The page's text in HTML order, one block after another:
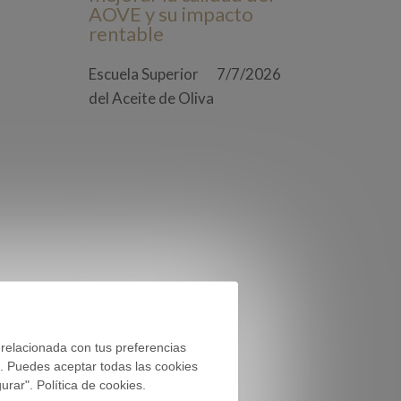
AOVE y su impacto
rentable
Escuela Superior
del Aceite de Oliva
7/7/2026
con tus preferencias
aceptar todas las cookies
Política de cookies.